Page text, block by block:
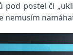
postel či